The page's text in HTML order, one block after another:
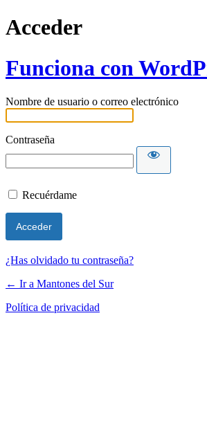
Acceder
Funciona con
Nombre de usuario o correo electrónico
Contraseña
Recuérdame
¿Has olvidado tu contraseña?
← Ir a Mantones del Sur
Política de privacidad